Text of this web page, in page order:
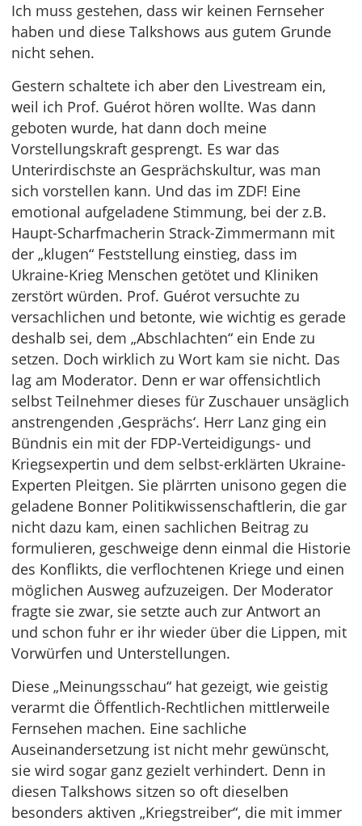
Ich muss gestehen, dass wir keinen Fernseher
haben und diese Talkshows aus gutem Grunde
nicht sehen.
Gestern schaltete ich aber den Livestream ein,
weil ich Prof. Guérot hören wollte. Was dann
geboten wurde, hat dann doch meine
Vorstellungskraft gesprengt. Es war das
Unterirdischste an Gesprächskultur, was man
sich vorstellen kann. Und das im ZDF! Eine
emotional aufgeladene Stimmung, bei der z.B.
Haupt-Scharfmacherin Strack-Zimmermann mit
der „klugen“ Feststellung einstieg, dass im
Ukraine-Krieg Menschen getötet und Kliniken
zerstört würden. Prof. Guérot versuchte zu
versachlichen und betonte, wie wichtig es gerade
deshalb sei, dem „Abschlachten“ ein Ende zu
setzen. Doch wirklich zu Wort kam sie nicht. Das
lag am Moderator. Denn er war offensichtlich
selbst Teilnehmer dieses für Zuschauer unsäglich
anstrengenden ‚Gesprächs‘. Herr Lanz ging ein
Bündnis ein mit der FDP-Verteidigungs- und
Kriegsexpertin und dem selbst-erklärten Ukraine-
Experten Pleitgen. Sie plärrten unisono gegen die
geladene Bonner Politikwissenschaftlerin, die gar
nicht dazu kam, einen sachlichen Beitrag zu
formulieren, geschweige denn einmal die Historie
des Konflikts, die verflochtenen Kriege und einen
möglichen Ausweg aufzuzeigen. Der Moderator
fragte sie zwar, sie setzte auch zur Antwort an
und schon fuhr er ihr wieder über die Lippen, mit
Vorwürfen und Unterstellungen.
Diese „Meinungsschau“ hat gezeigt, wie geistig
verarmt die Öffentlich-Rechtlichen mittlerweile
Fernsehen machen. Eine sachliche
Auseinandersetzung ist nicht mehr gewünscht,
sie wird sogar ganz gezielt verhindert. Denn in
diesen Talkshows sitzen so oft dieselben
besonders aktiven „Kriegstreiber“, die mit immer